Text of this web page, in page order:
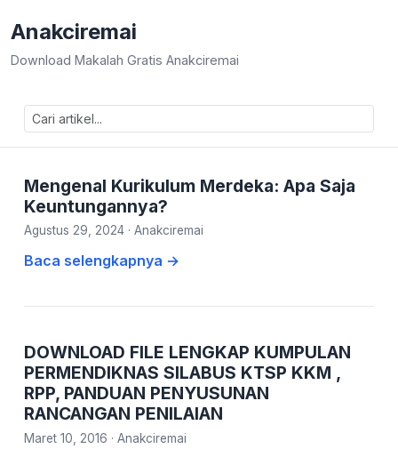
Anakciremai
Download Makalah Gratis Anakciremai
Mengenal Kurikulum Merdeka: Apa Saja
Keuntungannya?
Agustus 29, 2024 · Anakciremai
Baca selengkapnya →
DOWNLOAD FILE LENGKAP KUMPULAN
PERMENDIKNAS SILABUS KTSP KKM ,
RPP, PANDUAN PENYUSUNAN
RANCANGAN PENILAIAN
Maret 10, 2016 · Anakciremai